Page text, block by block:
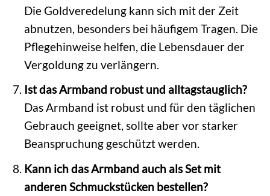
Die Goldveredelung kann sich mit der Zeit
abnutzen, besonders bei häufigem Tragen. Die
Pflegehinweise helfen, die Lebensdauer der
Vergoldung zu verlängern.
Ist das Armband robust und alltagstauglich?
Das Armband ist robust und für den täglichen
Gebrauch geeignet, sollte aber vor starker
Beanspruchung geschützt werden.
Kann ich das Armband auch als Set mit
anderen Schmuckstücken bestellen?